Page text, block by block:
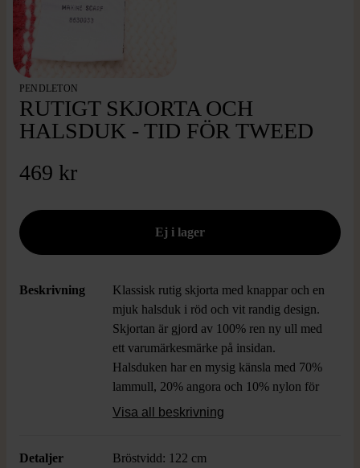
PENDLETON
RUTIGT SKJORTA OCH
HALSDUK - TID FÖR TWEED
469 kr
Beskrivning
Klassisk rutig skjorta med knappar och en
mjuk halsduk i röd och vit randig design.
Skjortan är gjord av 100% ren ny ull med
ett varumärkesmärke på insidan.
Halsduken har en mysig känsla med 70%
lammull, 20% angora och 10% nylon för
extra komfort.
Visa all beskrivning
Detaljer Bröstvidd: 122 cm